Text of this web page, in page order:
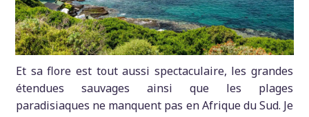
Et sa flore est tout aussi spectaculaire, les grandes
étendues sauvages ainsi que les plages
paradisiaques ne manquent pas en Afrique du Sud. Je